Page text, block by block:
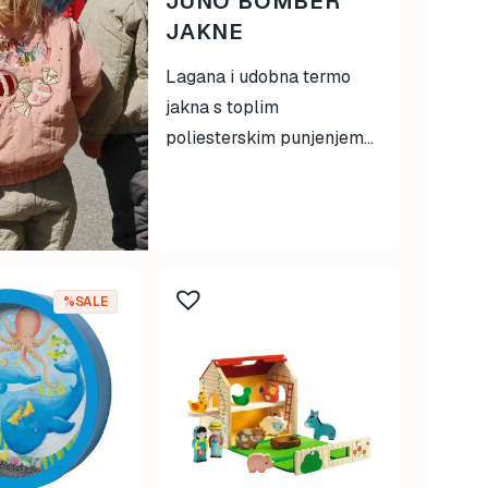
JAKNE
Lagana i udobna termo
jakna s toplim
poliesterskim punjenjem...
%SALE